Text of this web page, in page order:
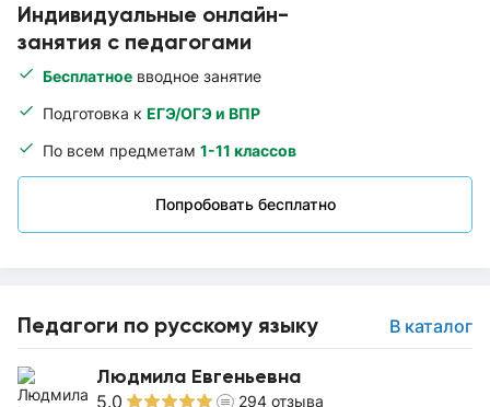
Индивидуальные онлайн-
занятия с педагогами
Бесплатное вводное занятие
Подготовка к ЕГЭ/ОГЭ и ВПР
По всем предметам 1-11 классов
Попробовать бесплатно
Педагоги по русскому языку В каталог
Людмила Евгеньевна
5.0 294 отзыва